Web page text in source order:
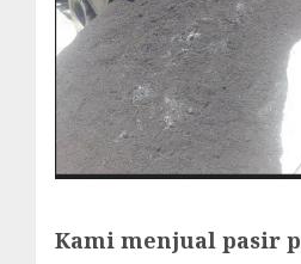
Kami menjual pasir